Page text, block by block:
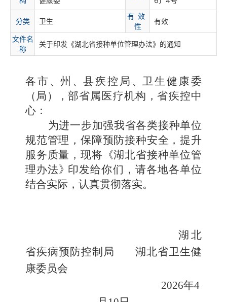
分类 卫生
有 效
性
有效
文件名
称
关于印发《湖北省接种单位管理办法》的通知
各市 、 州 、 县疾控局 、 卫生健康委
（ 局 ） ， 部省属医疗机构 ，省疾控中
心：
为进一步加强我省各类接种单位
规范管理，保障预防接种安全，提升
服务质量，现将《湖北省接种单位管
理办法》 印发给你们，请各地各单位
结合实际，认真贯彻落实。
湖北
省疾病预防控制局
湖北省卫生健
康委员会
2026年4